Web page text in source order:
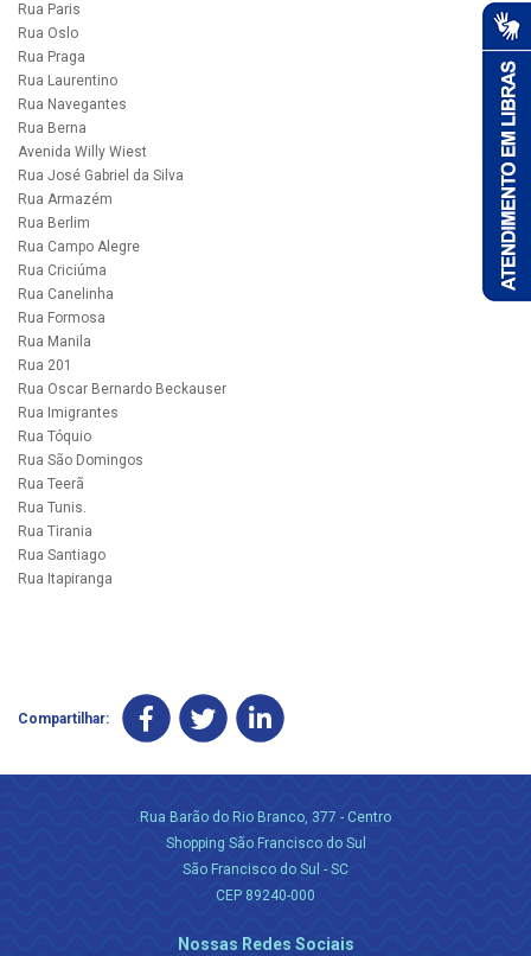
Rua Paris
Rua Oslo
Rua Praga
Rua Laurentino
Rua Navegantes
Rua Berna
Avenida Willy Wiest
Rua José Gabriel da Silva
Rua Armazém
Rua Berlim
Rua Campo Alegre
Rua Criciúma
Rua Canelinha
Rua Formosa
Rua Manila
Rua 201
Rua Oscar Bernardo Beckauser
Rua Imigrantes
Rua Tóquio
Rua São Domingos
Rua Teerã
Rua Tunis.
Rua Tirania
Rua Santiago
Rua Itapiranga
Compartilhar:
Rua Barão do Rio Branco, 377 - Centro
Shopping São Francisco do Sul
São Francisco do Sul - SC
CEP 89240-000
Nossas Redes Sociais